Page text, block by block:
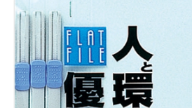
新製品一覧